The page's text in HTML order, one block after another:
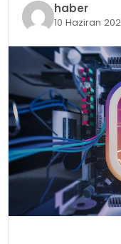
haber
10 Haziran